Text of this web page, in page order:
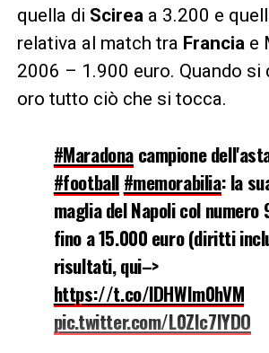
quella di Scireaa 3.200 e
relativa al match tra Franciae
2006 – 1.900 euro. Quando si
oro tutto ciò che si tocca.
#Maradonacampione
#football#memorabilia: la
maglia del Napoli col numero
fino a 15.000 euro (diritti
risultati, qui–>
https://t.co/lDHWIm0hVM
pic.twitter.com/L0ZIc7IYDO